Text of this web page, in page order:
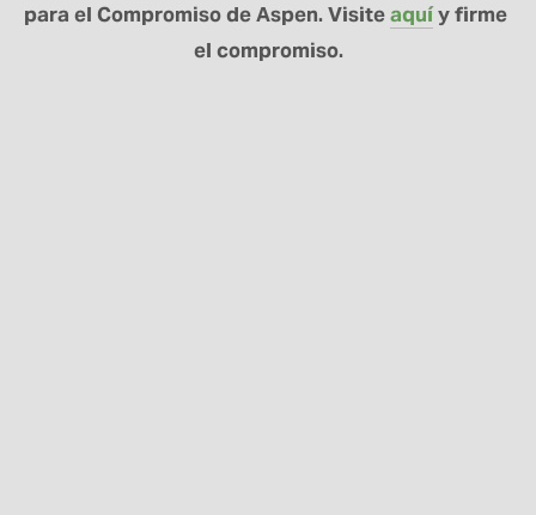
para el Compromiso de Aspen. Visite aquí y firme
el compromiso.